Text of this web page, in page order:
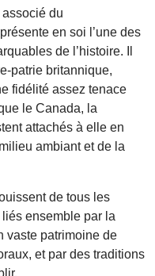
du
en soi l’une des
de l’histoire. Il
patrie britannique,
fidélité assez tenace
le Canada, la
attachés à elle en
ambiant et de la
de tous les
ensemble par la
vaste patrimoine de
et par des traditions